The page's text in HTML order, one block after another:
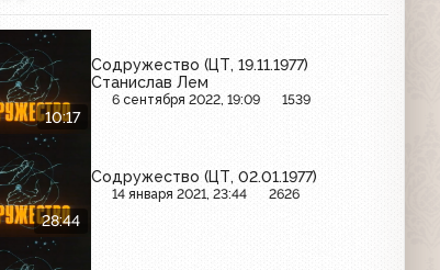
10:17
Содружество (ЦТ, 19.11.1977)
Станислав Лем
6 сентября 2022, 19:09 1539
28:44
Содружество (ЦТ, 02.01.1977)
14 января 2021, 23:44 2626